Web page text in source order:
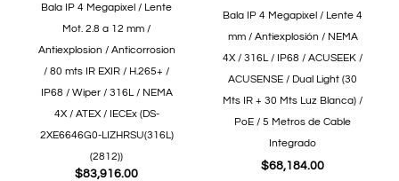
Bala IP 4 Megapixel / Lente
Mot. 2.8 a 12 mm /
Antiexplosion / Anticorrosion
/ 80 mts IR EXIR / H.265+ /
IP68 / Wiper / 316L / NEMA
4X / ATEX / IECEx (DS-
2XE6646G0-LIZHRSU(316L)
(2812))
$83,916.00
Bala IP 4 Megapixel / Lente 4
mm / Antiexplosión / NEMA
4X / 316L / IP68 / ACUSEEK /
ACUSENSE / Dual Light (30
Mts IR + 30 Mts Luz Blanca) /
PoE / 5 Metros de Cable
Integrado
$68,184.00